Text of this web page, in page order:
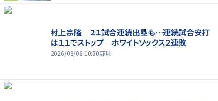
村上宗隆 ２１試合連続出塁も…連続試合安打
は１１でストップ ホワイトソックス２連敗
2026/08/06 10:50野球